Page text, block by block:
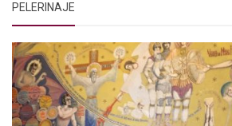
PELERINAJE